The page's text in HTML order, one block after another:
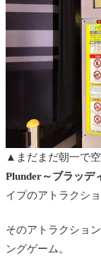
▲まだまだ朝一で
Plunder～ブラッデ
イプのアトラクショ
そのアトラクショ
ングゲーム。